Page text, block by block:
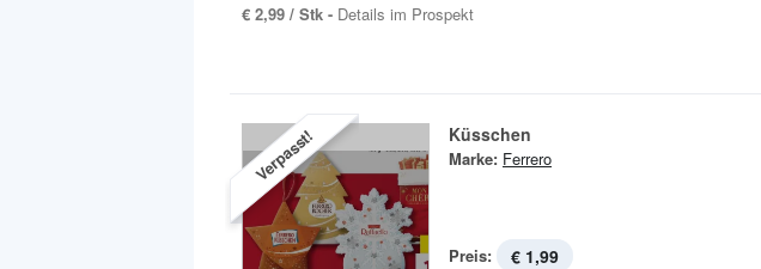
€ 2,99 / Stk - Details im Prospekt
Verpasst! Küsschen
Marke: Ferrero
Preis: € 1,99